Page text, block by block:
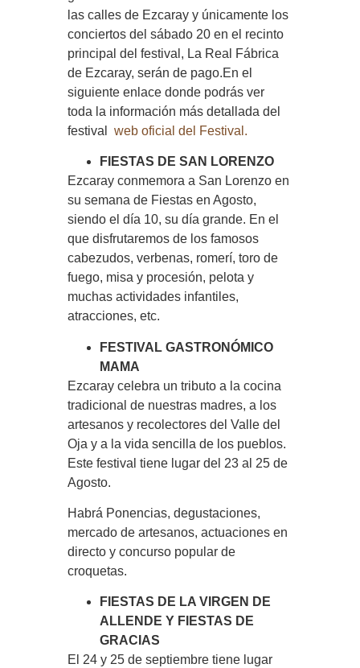
las calles de Ezcaray y únicamente los
conciertos del sábado 20 en el recinto
principal del festival, La Real Fábrica
de Ezcaray, serán de pago.En el
siguiente enlace donde podrás ver
toda la información más detallada del
festivalweb oficial del Festival.
FIESTAS DE SAN LORENZO
Ezcaray conmemora a San Lorenzo en
su semana de Fiestas en Agosto,
siendo el día 10, su día grande. En el
que disfrutaremos de los famosos
cabezudos, verbenas, romerí, toro de
fuego, misa y procesión, pelota y
muchas actividades infantiles,
atracciones, etc.
FESTIVAL GASTRONÓMICO
MAMA
Ezcaray celebra un tributo a la cocina
tradicional de nuestras madres, a los
artesanos y recolectores del Valle del
Oja y a la vida sencilla de los pueblos.
Este festival tiene lugar del 23 al 25 de
Agosto.
Habrá Ponencias, degustaciones,
mercado de artesanos, actuaciones en
directo y concurso popular de
croquetas.
FIESTAS DE LA VIRGEN DE
ALLENDE Y FIESTAS DE
GRACIAS
El 24 y 25 de septiembre tiene lugar